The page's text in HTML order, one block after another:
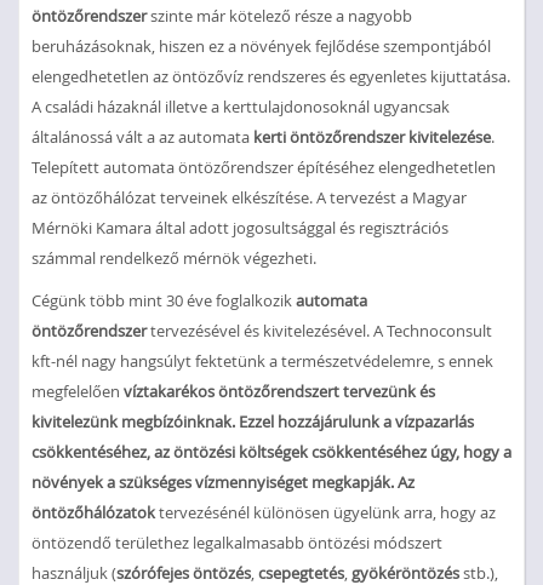
öntözőrendszerszinte már kötelező része a nagyobb
beruházásoknak, hiszen ez a növények fejlődése szempontjából
elengedhetetlen az öntözővíz rendszeres és egyenletes kijuttatása.
A családi házaknál illetve a kerttulajdonosoknál ugyancsak
általánossá vált a az automata kerti öntözőrendszer kivitelezése.
Telepített automata öntözőrendszer építéséhez elengedhetetlen
az öntözőhálózat terveinek elkészítése. A tervezést a Magyar
Mérnöki Kamara által adott jogosultsággal és regisztrációs
számmal rendelkező mérnök végezheti.
Cégünk több mint 30 éve foglalkozikautomata
öntözőrendszertervezésével és kivitelezésével. A Technoconsult
kft-nél nagy hangsúlyt fektetünk a természetvédelemre, s ennek
megfelelően víztakarékos öntözőrendszert tervezünk és
kivitelezünk megbízóinknak. Ezzel hozzájárulunk a vízpazarlás
csökkentéséhez, az öntözési költségek csökkentéséhez úgy, hogy a
növények a szükséges vízmennyiséget megkapják. Az
öntözőhálózatoktervezésénél különösen ügyelünk arra, hogy az
öntözendő területhez legalkalmasabb öntözési módszert
használjuk (szórófejes öntözés,csepegtetés,gyökéröntözésstb.),